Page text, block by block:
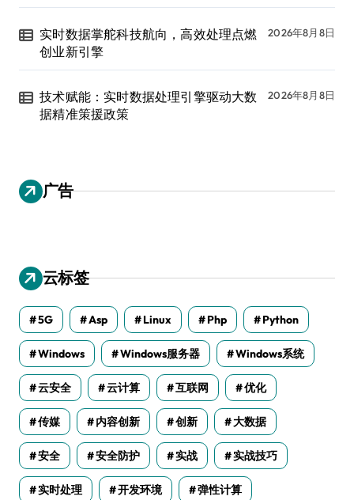
实时数据掌舵科技航向，高效处理点燃
创业新引擎
2026年8月8日
技术赋能：实时数据处理引擎驱动大数
据精准策援政策
2026年8月8日
广告
云标签
5G Asp Linux Php Python
Windows Windows服务器 Windows系统
云安全 云计算 互联网 优化
传媒 内容创新 创新 大数据
安全 安全防护 实战 实战技巧
实时处理 开发环境 弹性计算